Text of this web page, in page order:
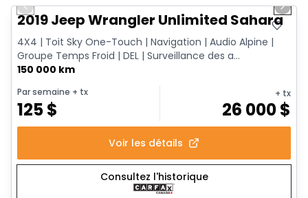
Previous slide Next
2019 Jeep Wrangler Unlimited Sahara
4X4 | Toit Sky One-Touch | Navigation | Audio Alpine |
Groupe Temps Froid | DEL | Surveillance des a...
150 000 km
Par semaine + tx
125$
+ tx
26 000$
Voir les détails
Consultez l'historique